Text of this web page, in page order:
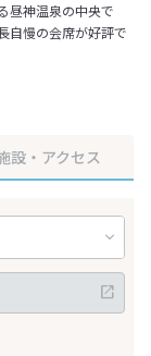
昼神温泉の中央で
自慢の会席が好評で
設・アクセス